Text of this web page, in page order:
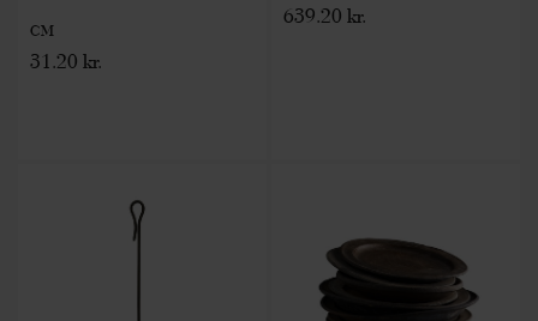
CM
31.20 kr.
639.20 kr.